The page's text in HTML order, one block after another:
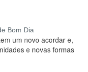
Bom Dia
um novo acordar e,
e novas formas